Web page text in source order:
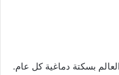
بسكتة دماغية كل عام.